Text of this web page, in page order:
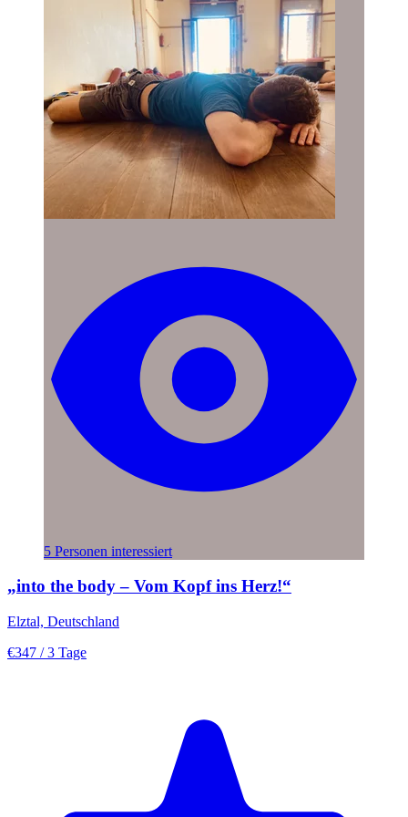
5 Personen interessiert
„into the body – Vom Kopf ins Herz!“
Elztal, Deutschland
€347 / 3 Tage